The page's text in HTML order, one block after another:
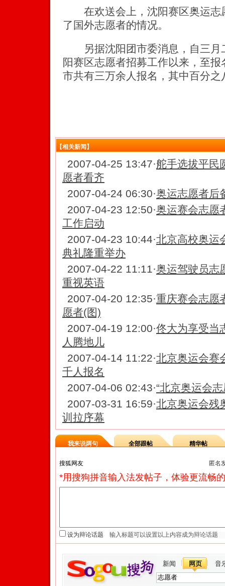
在欢送会上，沈阳赛区奥运志
了国外志愿者的情况。
另据沈阳团市委消息，自三月
阳赛区志愿者招募工作以来，至
市共有三万余人报名，其中百分
【相关新闻】
2007-04-25 13:47·舵手选拔平民
愿者看齐
2007-04-24 06:30·奥运志愿者后
2007-04-23 12:50·奥运赛会志愿
工作启动
2007-04-23 10:44·北京高校奥运
典礼隆重举办
2007-04-22 11:11·奥运驾驶员志
重视英语
2007-04-20 12:35·重庆赛会志愿
愿者(图)
2007-04-19 12:00·佟大为享受当
人腾地儿
2007-04-14 11:22·北京奥运会赛
千人报名
2007-04-06 02:43·“北京奥运会
2007-03-31 16:59·北京奥运会残
训拉序幕
我来说两句 全部跟帖 精华帖
匿名
*用搜狗拼音输入法发帖子，体验更流畅
设为辩论话题
新闻 网页 音